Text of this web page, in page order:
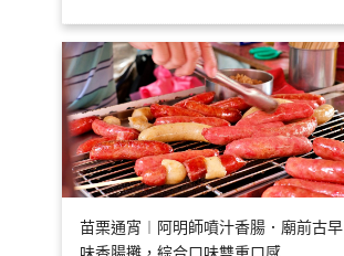
苗栗通宵︱阿明師噴汁香腸．廟前古早